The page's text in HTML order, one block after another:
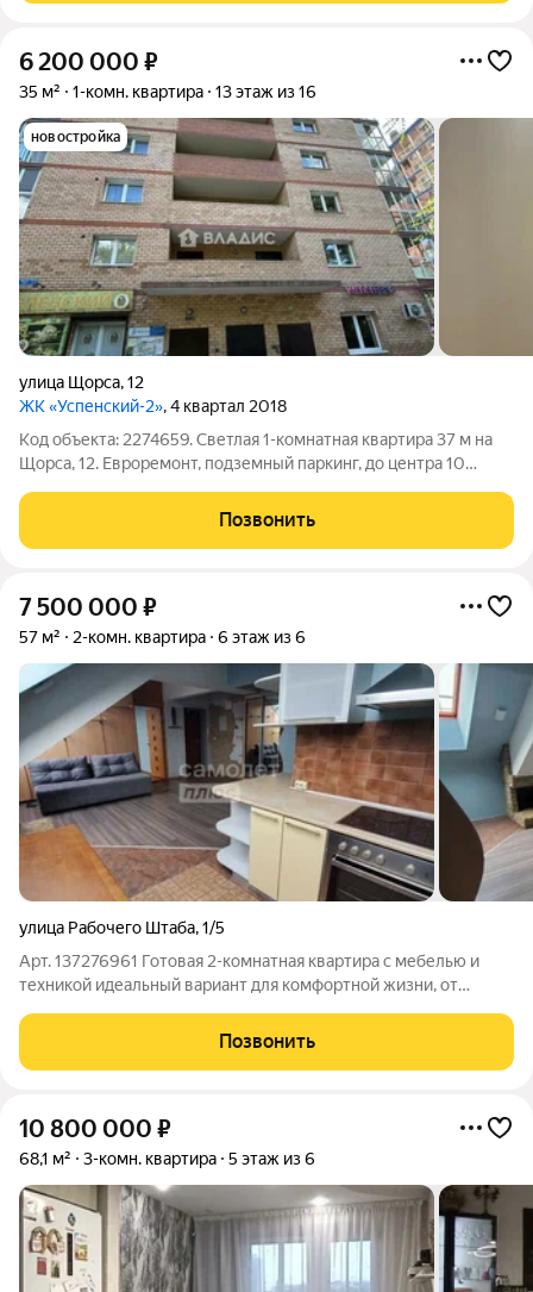
6 200 000 ₽
35 м² 1-комн. квартира 13 этаж из 16
новостройка
улица Щорса,12
ЖК «Успенский-2», 4 квартал 2018
Код объекта: 2274659. Светлая 1-комнатная квартира 37 м на
Щорса, 12. Евроремонт, подземный паркинг, до центра 10
кирпичном доме 2018 года постройки. Идеальный вариант
«Заезжай и живи» без
Позвонить
7 500 000 ₽
57 м² 2-комн. квартира 6 этаж из 6
улица Рабочего Штаба,1/5
Арт. 137276961 Готовая 2-комнатная квартира с мебелью и
техникой идеальный вариант для комфортной жизни, от
удобном районе? Эта квартира для Вас! Представляем вам
необычайно-уютную, светлую, теплую
Позвонить
10 800 000 ₽
68,1 м² 3-комн. квартира 5 этаж из 6